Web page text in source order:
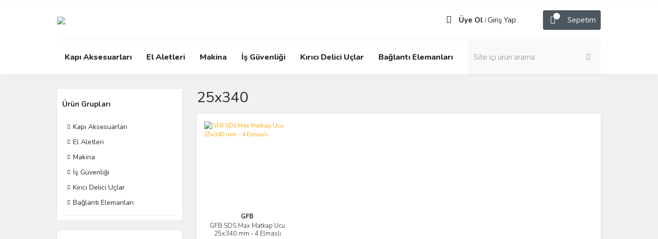
Üye Ol /Giriş Yap Sepetim
Kapı Aksesuarları El Aletleri Makina İş Güvenliği Kırıcı Delici Uçlar Bağlantı Elemanları
Ürün Grupları
Kapı Aksesuarları
El Aletleri
Makina
İş Güvenliği
Kırıcı Delici Uçlar
Bağlantı Elemanları
25x340
GFB
GFB SDS Max Matkap Ucu
25x340 mm - 4 Elmaslı
İncele